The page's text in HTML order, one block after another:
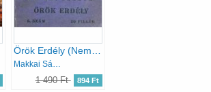
Örök Erdély (Nemzeti Könyvtár)
Makkai Sándor
1 490 Ft 894 Ft